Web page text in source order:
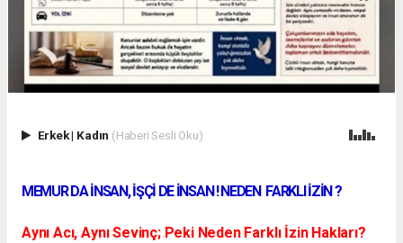
Erkek| Kadın (Haberi Sesli Oku)
MEMUR DA İNSAN, İŞÇİ DE İNSAN ! NEDEN FARKLI İZİN ?
Aynı Acı, Aynı Sevinç; Peki Neden Farklı İzin Hakları?